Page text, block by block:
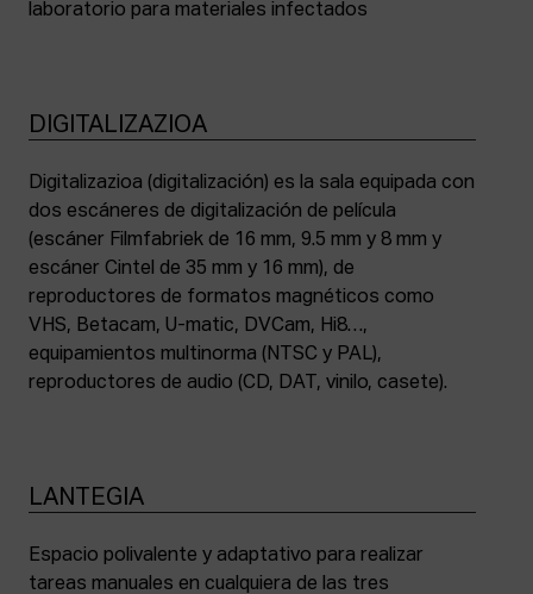
laboratorio para materiales infectados
DIGITALIZAZIOA
Digitalizazioa (digitalización) es la sala equipada con
dos escáneres de digitalización de película
(escáner Filmfabriek de 16 mm, 9.5 mm y 8 mm y
escáner Cintel de 35 mm y 16 mm), de
reproductores de formatos magnéticos como
VHS, Betacam, U-matic, DVCam, Hi8…,
equipamientos multinorma (NTSC y PAL),
reproductores de audio (CD, DAT, vinilo, casete).
LANTEGIA
Espacio polivalente y adaptativo para realizar
tareas manuales en cualquiera de las tres